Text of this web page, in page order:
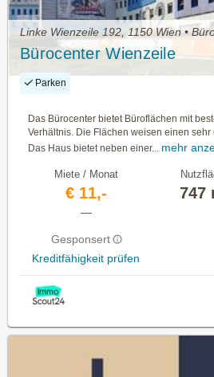
Linke Wienzeile 192, 1150 Wien •
Bürocenter Wienzeile
Parken
Das Bürocenter bietet Büroflächen mit
Verhältnis. Die Flächen weisen einen
Das Haus bietet neben einer... mehr
Miete / Monat
€ 11,-
—
Gesponsert
Kreditfähigkeit prüfen
747